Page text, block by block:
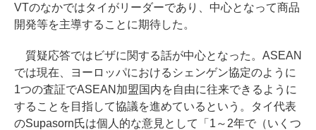
VTのなかではタイがリーダーであり、中心となって商品
開発等を主導することに期待した。
質疑応答ではビザに関する話が中心となった。ASEAN
では現在、ヨーロッパにおけるシェンゲン協定のように
1つの査証でASEAN加盟国内を自由に往来できるように
することを目指して協議を進めているという。タイ代表
のSupasorn氏は個人的な意見として「1～2年で（いくつ